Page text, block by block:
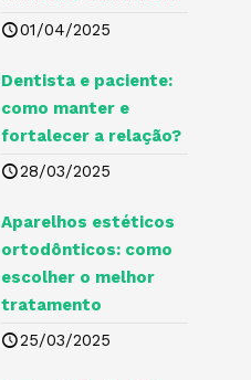
01/04/2025
Dentista e paciente:
como manter e
fortalecer a relação?
28/03/2025
Aparelhos estéticos
ortodônticos: como
escolher o melhor
tratamento
25/03/2025